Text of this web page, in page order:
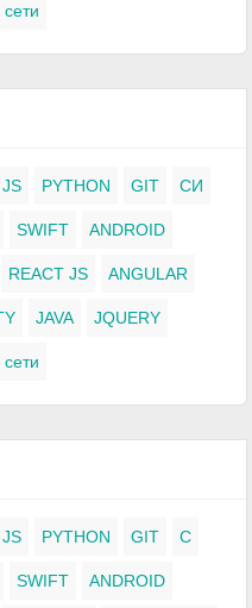
JS PYTHON GIT СИ
SWIFT ANDROID
REACT JS ANGULAR
JAVA JQUERY
JS PYTHON GIT C
SWIFT ANDROID